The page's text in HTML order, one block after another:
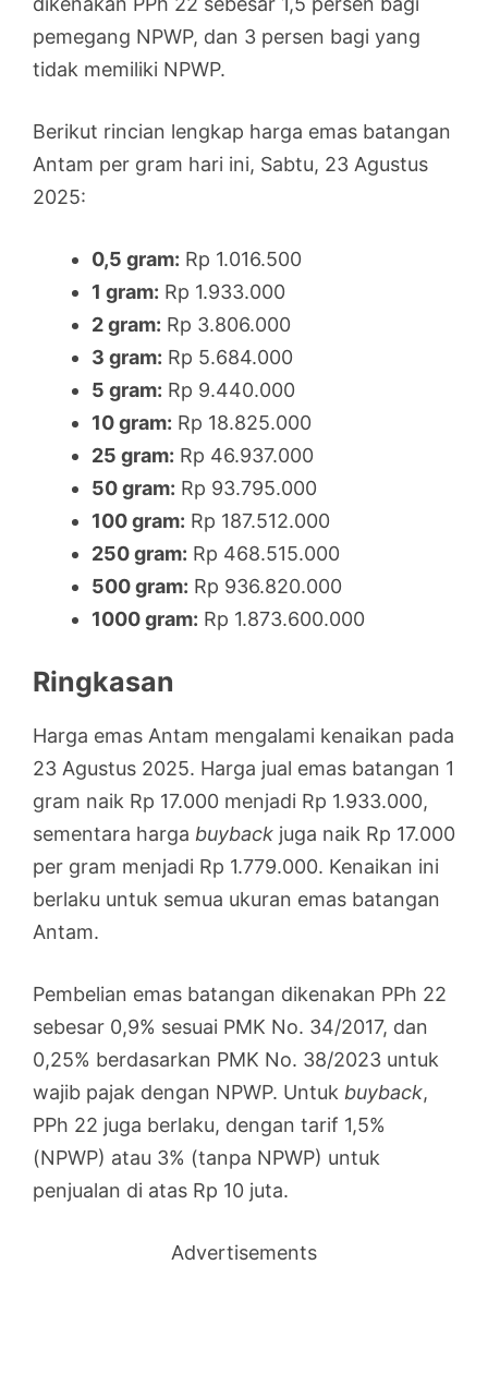
pemegang NPWP, dan 3 persen bagi yang
tidak memiliki NPWP.
Berikut rincian lengkap harga emas batangan
Antam per gram hari ini, Sabtu, 23 Agustus
2025:
0,5 gram: Rp 1.016.500
1 gram: Rp 1.933.000
2 gram: Rp 3.806.000
3 gram: Rp 5.684.000
5 gram: Rp 9.440.000
10 gram: Rp 18.825.000
25 gram: Rp 46.937.000
50 gram: Rp 93.795.000
100 gram: Rp 187.512.000
250 gram: Rp 468.515.000
500 gram: Rp 936.820.000
1000 gram: Rp 1.873.600.000
Ringkasan
Harga emas Antam mengalami kenaikan pada
23 Agustus 2025. Harga jual emas batangan 1
gram naik Rp 17.000 menjadi Rp 1.933.000,
sementara harga buyback juga naik Rp 17.000
per gram menjadi Rp 1.779.000. Kenaikan ini
berlaku untuk semua ukuran emas batangan
Antam.
Pembelian emas batangan dikenakan PPh 22
sebesar 0,9% sesuai PMK No. 34/2017, dan
0,25% berdasarkan PMK No. 38/2023 untuk
wajib pajak dengan NPWP. Untuk buyback,
PPh 22 juga berlaku, dengan tarif 1,5%
(NPWP) atau 3% (tanpa NPWP) untuk
penjualan di atas Rp 10 juta.
Advertisements